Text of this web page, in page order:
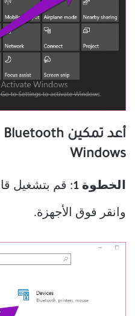
Windows
الخطوة 1
وانقر فوق الأجهزة.